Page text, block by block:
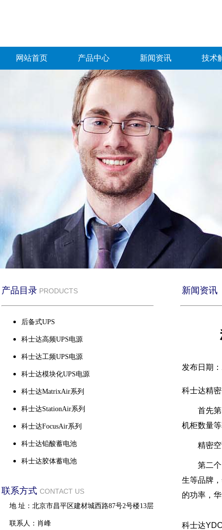
网站首页 产品中心 新闻资讯 技术
产品目录 PRODUCTS 新闻资讯
后备式UPS
科士达高频UPS电源
科士达工频UPS电源
科士达模块化UPS电源
科士达MatrixAir系列
科士达StationAir系列
科士达FocusAir系列
科士达铅酸蓄电池
科士达胶体蓄电池
联系方式 CONTACT US
地 址：北京市昌平区建材城西路87号2号楼13层
联系人：肖峰
发布日期
科士达精
首先
机柜数量
精密
第二
生等品牌
的功率，
科士达